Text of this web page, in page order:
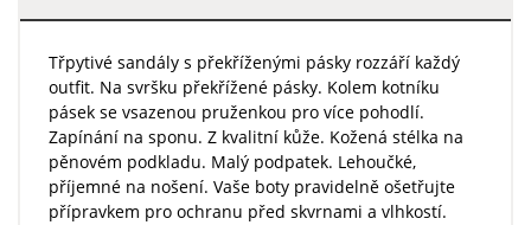
Třpytivé sandály s překříženými pásky rozzáří každý
outfit. Na svršku překřížené pásky. Kolem kotníku
pásek se vsazenou pruženkou pro více pohodlí.
Zapínání na sponu. Z kvalitní kůže. Kožená stélka na
pěnovém podkladu. Malý podpatek. Lehoučké,
příjemné na nošení. Vaše boty pravidelně ošetřujte
přípravkem pro ochranu před skvrnami a vlhkostí.